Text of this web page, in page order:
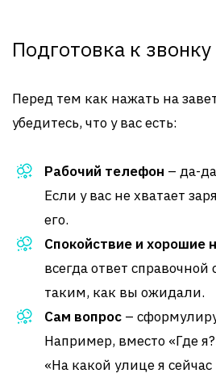
Подготовка к звонку
Перед тем как нажать на
убедитесь, что у вас есть:
Рабочий телефон – да-
Если у вас не хватает
его.
Спокойствие и хорошие
всегда ответ справочной
таким, как вы ожидали.
Сам вопрос –
Например, вместо «Где
«На какой улице я сейчас